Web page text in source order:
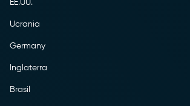
EE.UU.
Ucrania
Germany
Inglaterra
Brasil